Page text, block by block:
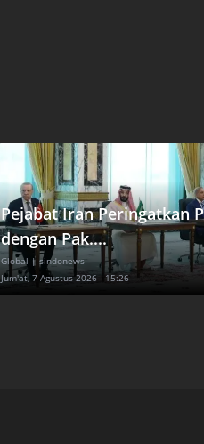
Pejabat Iran Peringatkan
dengan Pak....
Global | sindonews
Jum'at, 7 Agustus 2026 - 15:26